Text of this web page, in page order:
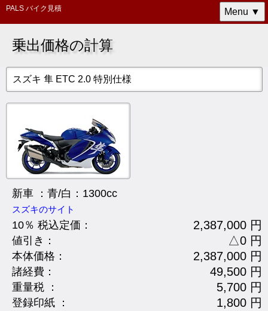
PALS バイク見積 Menu ▼
乗出価格の計算
スズキ 隼 ETC 2.0 特別仕様
新車 ：青/白：1300cc
スズキのサイト
10％ 税込定価： 2,387,000 円
値引き： △0 円
本体価格： 2,387,000 円
諸経費： 49,500 円
重量税 ： 5,700 円
登録印紙 ： 1,800 円